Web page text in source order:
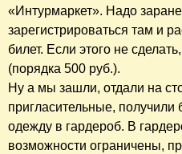
«Интурмаркет». Надо
зарегистрироваться там и
билет. Если этого не
(порядка 500 руб.).
Ну а мы зашли, отдали на
пригласительные,
одежду в гардероб. В
возможности ограничены,